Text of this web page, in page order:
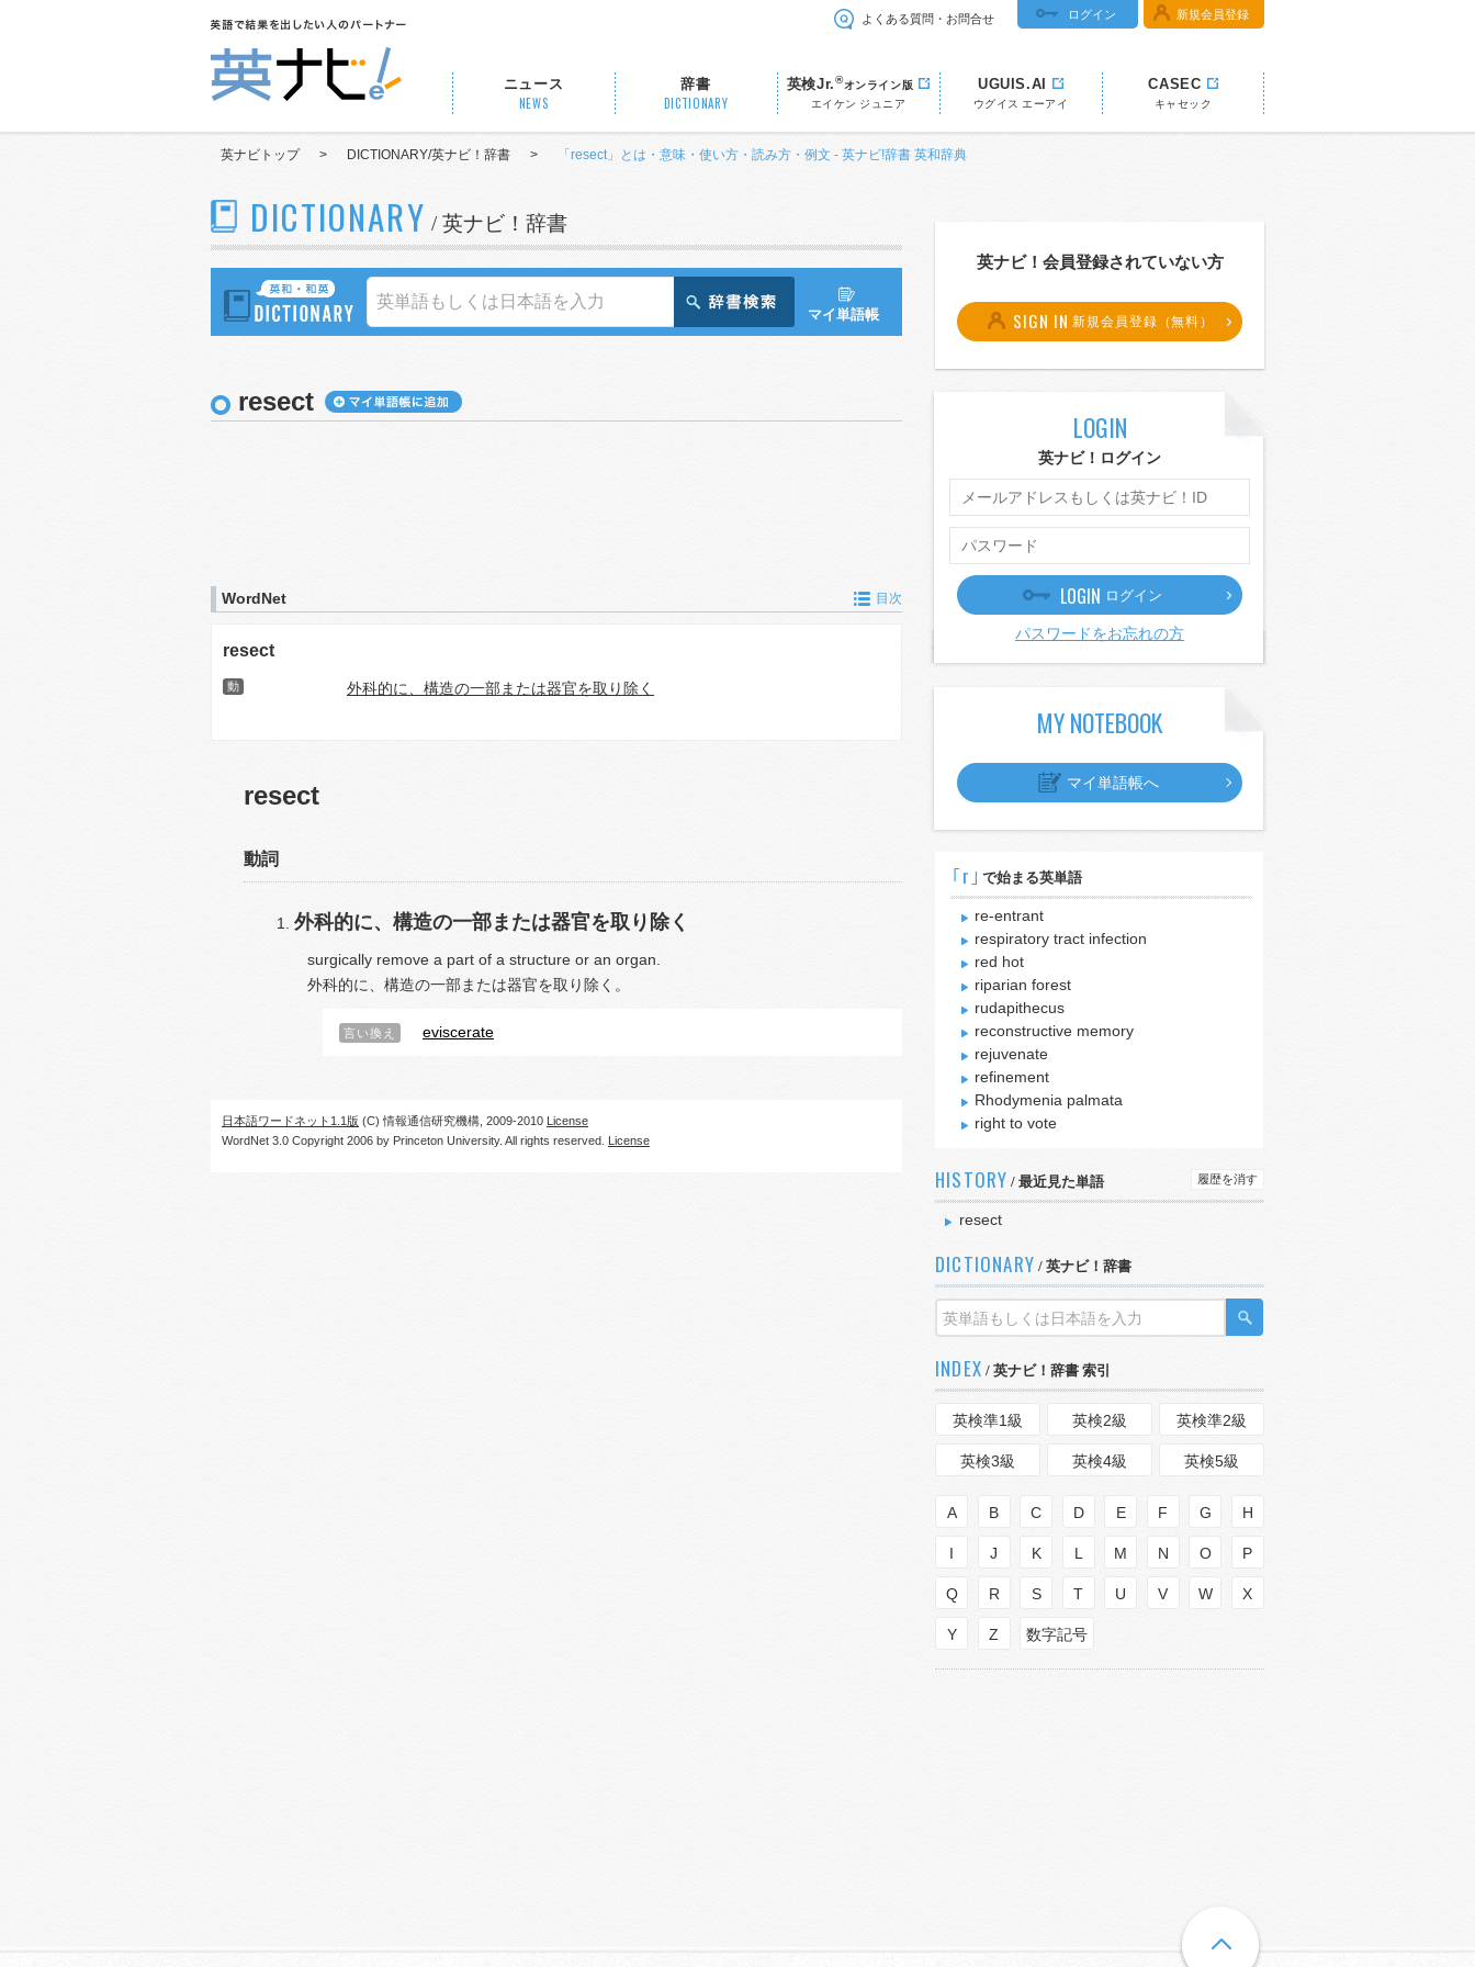
よくある質問・お問合せ ログイン 新規会員登録
ニュース
NEWS
辞書
DICTIONARY
英検Jr.®オンライン版
エイケン ジュニア
UGUIS.AI
ウグイス エーアイ
CASEC
キャセック
英ナビトップ > DICTIONARY/英ナビ！辞書 > 「resect」とは・意味・使い方・読み方・例文 - 英ナビ!辞書 英和辞典
DICTIONARY / 英ナビ！辞書
マイ単語帳
resect
WordNet 目次
resect
動 外科的に、構造の一部または器官を取り除く
resect
動詞
外科的に、構造の一部または器官を取り除く
surgically remove a part of a structure or an organ.
外科的に、構造の一部または器官を取り除く。
言い換え eviscerate
日本語ワードネット1.1版 (C) 情報通信研究機構, 2009-2010 License
WordNet 3.0 Copyright 2006 by Princeton University. All rights reserved. License
英ナビ！会員登録されていない方
SIGN IN 新規会員登録（無料）
LOGIN
英ナビ！ログイン
LOGIN ログイン
パスワードをお忘れの方
MY NOTEBOOK
マイ単語帳へ
｢r｣ で始まる英単語
re-entrant
respiratory tract infection
red hot
riparian forest
rudapithecus
reconstructive memory
rejuvenate
refinement
Rhodymenia palmata
right to vote
HISTORY / 最近見た単語 履歴を消す
resect
DICTIONARY / 英ナビ！辞書
INDEX / 英ナビ！辞書 索引
英検準1級 英検2級 英検準2級
英検3級 英検4級 英検5級
A B C D E F G H
I J K L M N O P
Q R S T U V W X
Y Z 数字記号